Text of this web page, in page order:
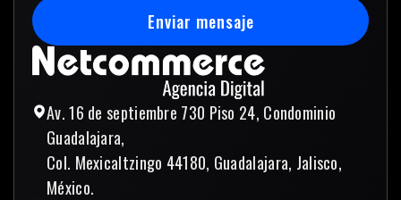
Av. 16 de septiembre 730 Piso 24, Condominio
Guadalajara,
Col. Mexicaltzingo 44180, Guadalajara, Jalisco,
México.
Enviar mensaje
Enviar mensaje